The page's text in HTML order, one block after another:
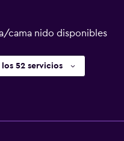
cama nido disponibles
los 52 servicios